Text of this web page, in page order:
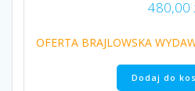
480,00
OFERTA BRAJLOWSKA
Dodaj do